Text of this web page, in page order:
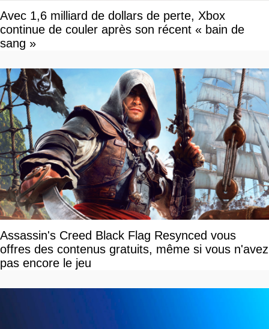
Avec 1,6 milliard de dollars de perte, Xbox
continue de couler après son récent « bain de
sang »
Assassin's Creed Black Flag Resynced vous
offres des contenus gratuits, même si vous n'avez
pas encore le jeu